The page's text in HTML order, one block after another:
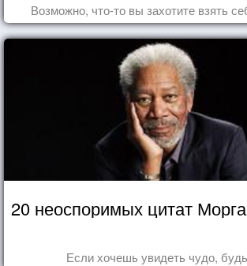
Возможно, что-то вы захотите взять
20 неоспоримых цитат
Если хочешь увидеть чудо,